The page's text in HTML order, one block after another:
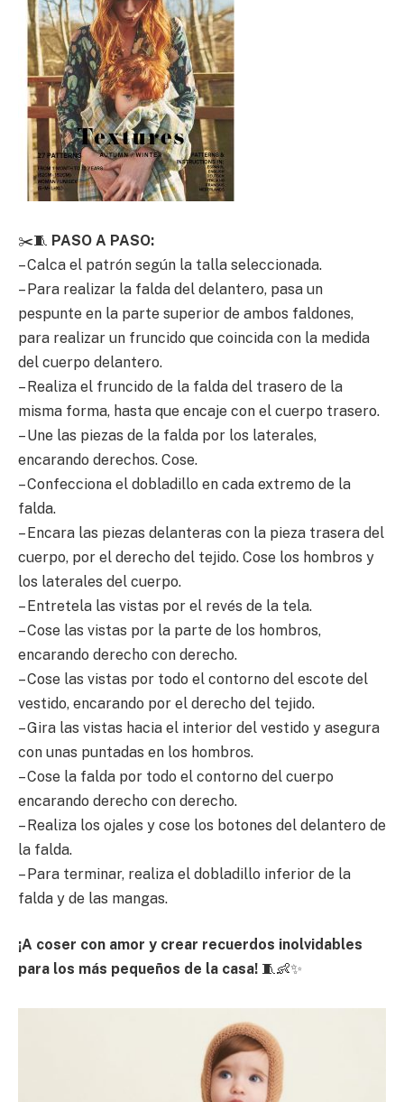
✂️🧵 PASO A PASO:
– Calca el patrón según la talla seleccionada.
– Para realizar la falda del delantero, pasa un
pespunte en la parte superior de ambos faldones,
para realizar un fruncido que coincida con la medida
del cuerpo delantero.
– Realiza el fruncido de la falda del trasero de la
misma forma, hasta que encaje con el cuerpo trasero.
– Une las piezas de la falda por los laterales,
encarando derechos. Cose.
– Confecciona el dobladillo en cada extremo de la
falda.
– Encara las piezas delanteras con la pieza trasera del
cuerpo, por el derecho del tejido. Cose los hombros y
los laterales del cuerpo.
– Entretela las vistas por el revés de la tela.
– Cose las vistas por la parte de los hombros,
encarando derecho con derecho.
– Cose las vistas por todo el contorno del escote del
vestido, encarando por el derecho del tejido.
– Gira las vistas hacia el interior del vestido y asegura
con unas puntadas en los hombros.
– Cose la falda por todo el contorno del cuerpo
encarando derecho con derecho.
– Realiza los ojales y cose los botones del delantero de
la falda.
– Para terminar, realiza el dobladillo inferior de la
falda y de las mangas.
¡A coser con amor y crear recuerdos inolvidables
para los más pequeños de la casa! 🧵👶✨